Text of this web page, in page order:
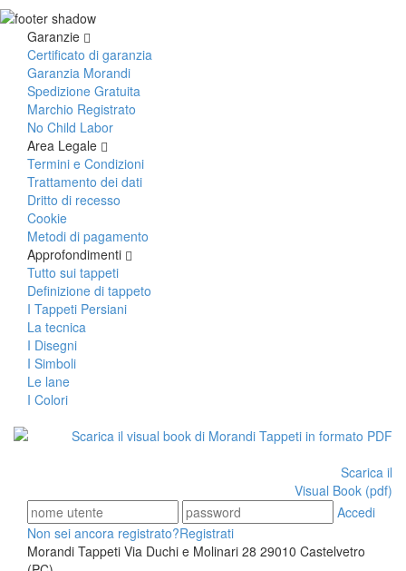
Kilim Vecchi E Antichi
Kilim Nuovi
Nuovissimi Kilim India
Arazzi E Ricami
TAPPETI PER ARREDAMENTO
Tappeti Turchi Vecchi E Nuovi
Tappeti Turcomanni Vecchi E Nuovi
Tappeti Ghazni
Tappeti Beluci
Tappeti Dal Mondo
Garanzie
Certificato di garanzia
Garanzia Morandi
Spedizione Gratuita
Marchio Registrato
No Child Labor
Area Legale
Termini e Condizioni
Trattamento dei dati
Dritto di recesso
Cookie
Metodi di pagamento
Approfondimenti
Tutto sui tappeti
Definizione di tappeto
I Tappeti Persiani
La tecnica
I Disegni
I Simboli
Le lane
I Colori
Scarica il
Visual Book (pdf)
Accedi
Non sei ancora registrato?Registrati
Morandi Tappeti Via Duchi e Molinari 28 29010 Castelvetro